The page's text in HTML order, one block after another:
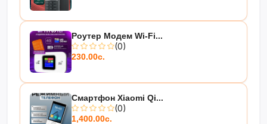
Роутер Модем Wi-Fi...
(0)
230.00с.
Смартфон Xiaomi Qi...
(0)
1,400.00с.